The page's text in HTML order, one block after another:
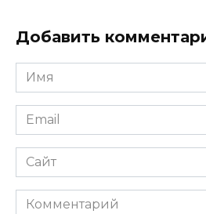
Добавить
Имя
*
Email
*
Сайт
Комментарий